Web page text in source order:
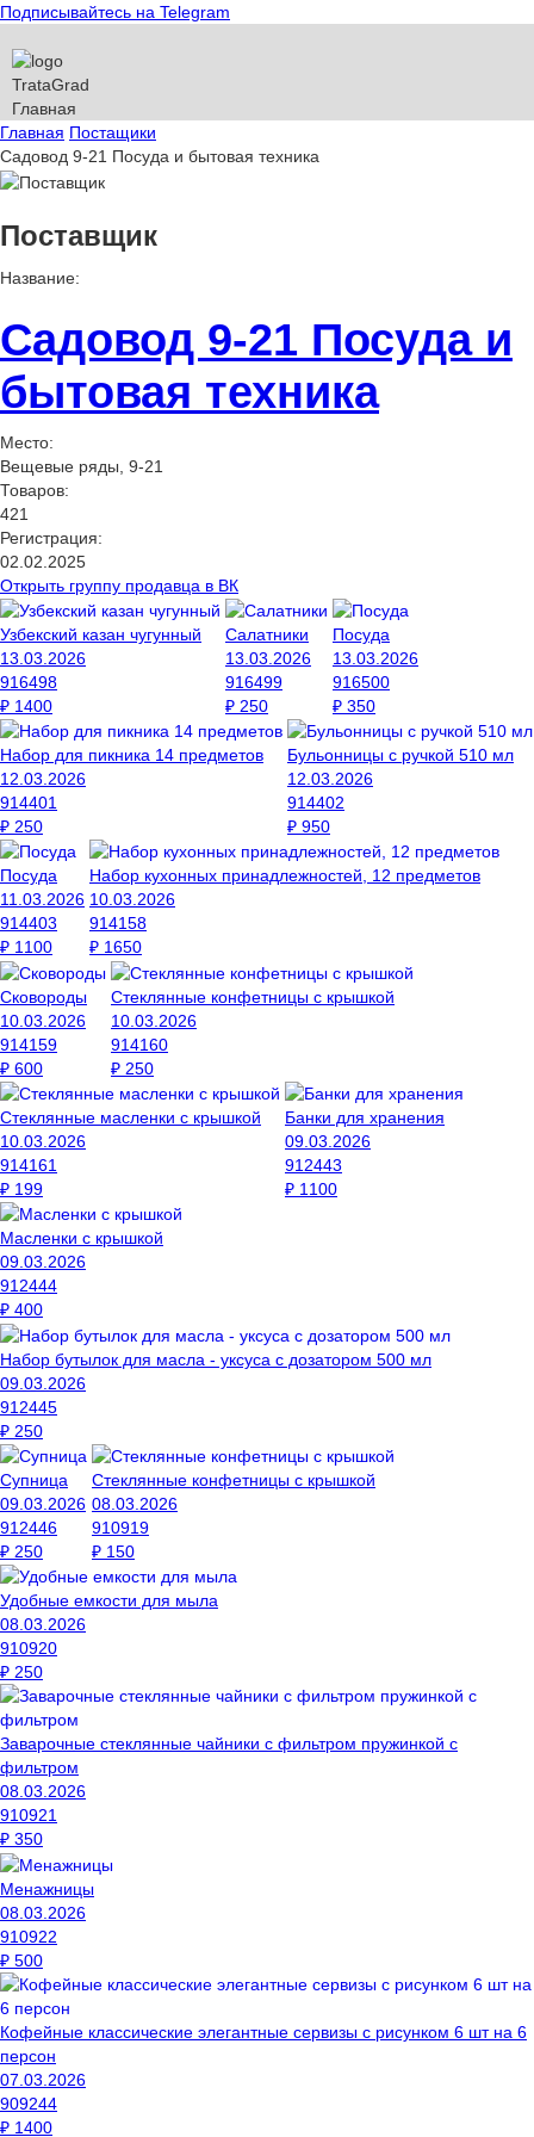
Подписывайтесь на Telegram
TrataGrad
Главная
Главная Постащики
Садовод 9-21 Посуда и бытовая техника
Поставщик
Название:
Садовод 9-21 Посуда и
бытовая техника
Место:
Вещевые ряды, 9-21
Товаров:
421
Регистрация:
02.02.2025
Открыть группу продавца в ВК
Узбекский казан чугунный
13.03.2026
916498
₽ 1400
Салатники
13.03.2026
916499
₽ 250
Посуда
13.03.2026
916500
₽ 350
Набор для пикника 14 предметов
12.03.2026
914401
₽ 250
Бульонницы с ручкой 510 мл
12.03.2026
914402
₽ 950
Посуда
11.03.2026
914403
₽ 1100
Набор кухонных принадлежностей, 12 предметов
10.03.2026
914158
₽ 1650
Сковороды
10.03.2026
914159
₽ 600
Стеклянные конфетницы с крышкой
10.03.2026
914160
₽ 250
Стеклянные масленки с крышкой
10.03.2026
914161
₽ 199
Банки для хранения
09.03.2026
912443
₽ 1100
Масленки с крышкой
09.03.2026
912444
₽ 400
Набор бутылок для масла - уксуса с дозатором 500 мл
09.03.2026
912445
₽ 250
Супница
09.03.2026
912446
₽ 250
Стеклянные конфетницы с крышкой
08.03.2026
910919
₽ 150
Удобные емкости для мыла
08.03.2026
910920
₽ 250
Заварочные стеклянные чайники с фильтром пружинкой с
фильтром
08.03.2026
910921
₽ 350
Менажницы
08.03.2026
910922
₽ 500
Кофейные классические элегантные сервизы с рисунком 6 шт на 6
персон
07.03.2026
909244
₽ 1400